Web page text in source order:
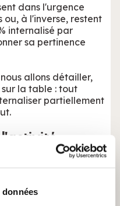
dans l'urgence
ou, à l'inverse, restent
internalisé par
sa pertinence
allons détailler,
la table : tout
partiellement
ensemble
client à distance.